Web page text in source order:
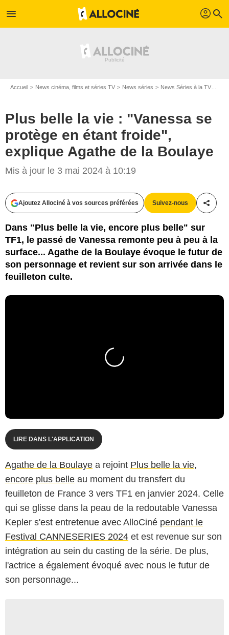
menu profil search
Accueil News cinéma, films et séries TV News séries News Séries à la TV
Plus belle la vie : "Vanessa se
protège en étant froide",
explique Agathe de la Boulaye
Mis à jour le 3 mai 2024 à 10:19
Ajoutez Allociné à vos sources préférées Suivez-nous
Dans "Plus belle la vie, encore plus belle" sur
TF1, le passé de Vanessa remonte peu à peu à la
surface... Agathe de la Boulaye évoque le futur de
son personnage et revient sur son arrivée dans le
feuilleton culte.
LIRE DANS L'APPLICATION
Agathe de la Boulaye a rejoint Plus belle la vie,
encore plus belle au moment du transfert du
feuilleton de France 3 vers TF1 en janvier 2024. Celle
qui se glisse dans la peau de la redoutable Vanessa
Kepler s'est entretenue avec AlloCiné pendant le
Festival CANNESERIES 2024 et est revenue sur son
intégration au sein du casting de la série. De plus,
l'actrice a également évoqué avec nous le futur de
son personnage...